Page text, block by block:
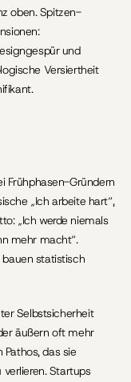
oben. Spitzen-
und
Versiertheit
Frühphasen-Gründern
„Ich arbeite hart“,
„Ich werde niemals
mehr macht“.
statistisch
Selbstsicherheit
äußern oft mehr
das sie
Startups